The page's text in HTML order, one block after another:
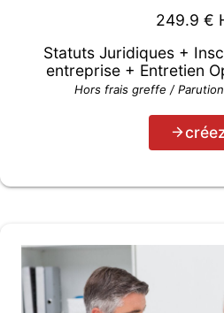
249.9 €
Statuts Juridiques +
entreprise + Entretien
Hors frais greffe /